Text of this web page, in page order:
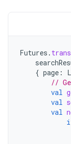
Futures .
{ page :
//
val
val
val